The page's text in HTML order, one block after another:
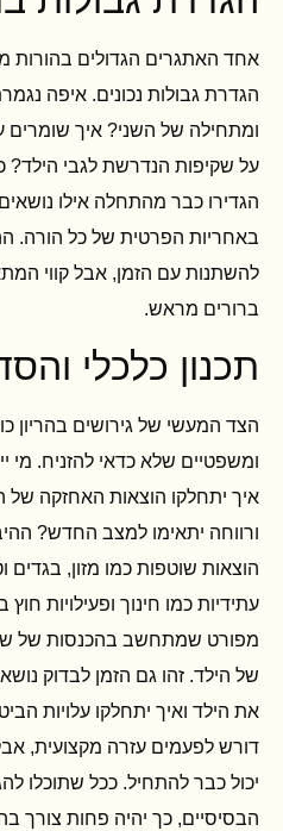
אחד האתגרים הגדולים בהורות
הגדרת גבולות נכונים. איפה
ומתחילה של השני? איך שומרים
על שקיפות הנדרשת לגבי הילד?
הגדירו כבר מהתחלה אילו
באחריות הפרטית של כל הורה.
להשתנות עם הזמן, אבל קווי
ברורים מראש.
תכנון כלכלי
הצד המעשי של גירושים בהריון
ומשפטיים שלא כדאי להזניח. מי
איך יתחלקו הוצאות האחזקה של
ורווחה יתאימו למצב החדש?
הוצאות שוטפות כמו מזון, בגדים
עתידיות כמו חינוך ופעילויות חוץ
מפורט שמתחשב בהכנסות של
של הילד. זהו גם הזמן לבדוק
את הילד ואיך יתחלקו עלויות
דורש לפעמים עזרה מקצועית, אבל
יכול כבר להתחיל. ככל שתוכלו
הבסיסיים, כך יהיה פחות צורך